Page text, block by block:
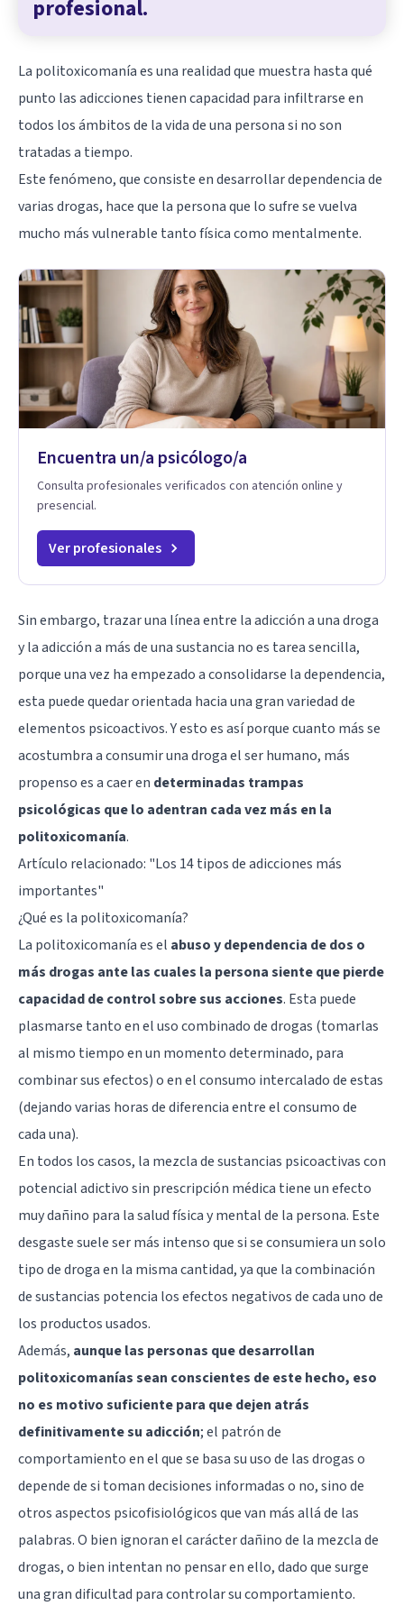
profesional.
La politoxicomanía es una realidad que muestra hasta qué
punto las adicciones tienen capacidad para infiltrarse en
todos los ámbitos de la vida de una persona si no son
tratadas a tiempo.
Este fenómeno, que consiste en desarrollar dependencia de
varias drogas, hace que la persona que lo sufre se vuelva
mucho más vulnerable tanto física como mentalmente.
Encuentra un/a psicólogo/a
Consulta profesionales verificados con atención online y
presencial.
Ver profesionales
Sin embargo, trazar una línea entre la adicción a una droga
y la adicción a más de una sustancia no es tarea sencilla,
porque una vez ha empezado a consolidarse la dependencia,
esta puede quedar orientada hacia una gran variedad de
elementos psicoactivos. Y esto es así porque cuanto más se
acostumbra a consumir una droga el ser humano, más
propenso es a caer en determinadas trampas
psicológicas que lo adentran cada vez más en la
politoxicomanía.
Artículo relacionado: "Los 14 tipos de adicciones más
importantes"
¿Qué es la politoxicomanía?
La politoxicomanía es el abuso y dependencia de dos o
más drogas ante las cuales la persona siente que pierde
capacidad de control sobre sus acciones. Esta puede
plasmarse tanto en el uso combinado de drogas (tomarlas
al mismo tiempo en un momento determinado, para
combinar sus efectos) o en el consumo intercalado de estas
(dejando varias horas de diferencia entre el consumo de
cada una).
En todos los casos, la mezcla de sustancias psicoactivas con
potencial adictivo sin prescripción médica tiene un efecto
muy dañino para la salud física y mental de la persona. Este
desgaste suele ser más intenso que si se consumiera un solo
tipo de droga en la misma cantidad, ya que la combinación
de sustancias potencia los efectos negativos de cada uno de
los productos usados.
Además, aunque las personas que desarrollan
politoxicomanías sean conscientes de este hecho, eso
no es motivo suficiente para que dejen atrás
definitivamente su adicción; el patrón de
comportamiento en el que se basa su uso de las drogas o
depende de si toman decisiones informadas o no, sino de
otros aspectos psicofisiológicos que van más allá de las
palabras. O bien ignoran el carácter dañino de la mezcla de
drogas, o bien intentan no pensar en ello, dado que surge
una gran dificultad para controlar su comportamiento.